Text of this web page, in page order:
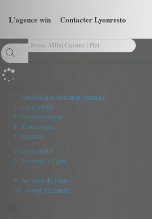
L'agence win Contacter Lyonresto
1- Authentique bouchon lyonnais
2- Lyon 69006
3- Gastronomique
4- Romantique
5- Japonais
6- Lyon 69003
7- Terrasses à Lyon
9- Au bord de l'eau
10- ouvert dimanche